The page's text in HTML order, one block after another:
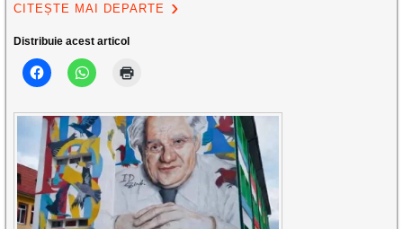
CITEȘTE MAI DEPARTE
Distribuie acest articol